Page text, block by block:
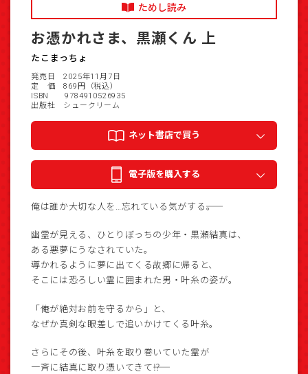
ためし読み
お憑かれさま、黒瀬くん 上
たこまっちょ
発売日 2025年11月7日
定 価 869円（税込）
ISBN 9784910526935
出版社 シュークリーム
ネット書店で買う
電子版を購入する
俺は誰か大切な人を…忘れている気がする――。
幽霊が見える、ひとりぼっちの少年・黒瀬結真は、
ある悪夢にうなされていた。
導かれるように夢に出てくる故郷に帰ると、
そこには恐ろしい霊に囲まれた男・叶糸の姿が。
「俺が絶対お前を守るから」と、
なぜか真剣な眼差しで追いかけてくる叶糸。
さらにその後、叶糸を取り巻いていた霊が
一斉に結真に取り憑いてきて――⁉︎